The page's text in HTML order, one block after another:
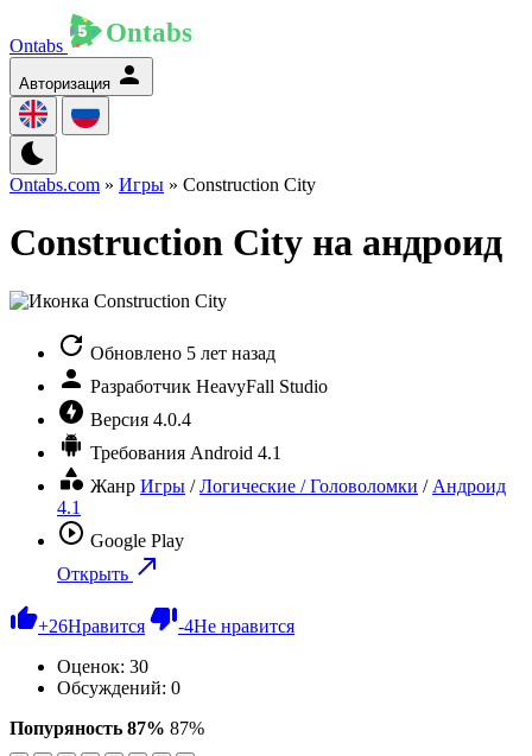
Ontabs
Авторизация
Ontabs.com » Игры » Construction City
Construction City на андроид
Обновлено 5 лет назад
Разработчик HeavyFall Studio
Версия 4.0.4
Требования Android 4.1
Жанр Игры /Логические / Головоломки / Андроид
4.1
Google Play
Открыть
+26Нравится -4Не нравится
Оценок: 30
Обсуждений: 0
Попуряность 87% 87%